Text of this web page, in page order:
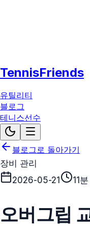
TennisFriends
유틸리티
블로그
테니스선수
블로그로 돌아가기
장비 관리
2026-05-21
11분
오버그립